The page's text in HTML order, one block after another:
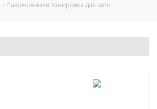
- Разрешенная тонировка для авто